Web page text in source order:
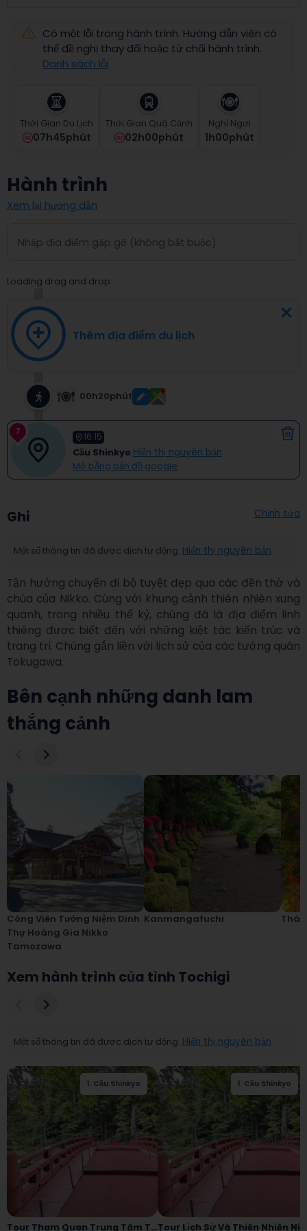
date.
get
the
for
changing
dates.
Có một lỗi trong hành trình. Hướng dẫn viên có
thể đề nghị thay đổi hoặc từ chối hành trình.
Danh sách lỗi
Thời Gian Du Lịch
07h45phút
Thời Gian Quá Cảnh
02h00phút
Nghỉ Ngơi
1H00Phút
Hành trình
Xem lại hướng dẫn
Loading drag and drop...
Thêm địa điểm du lịch
00h20phút
7 16:15
Cầu Shinkyo Hiển thị nguyên bản
Mở bằng bản đồ google
Ghi Chỉnh sửa
Một số thông tin đã được dịch tự động. Hiển thị nguyên bản
Tận hưởng chuyến đi bộ tuyệt đẹp qua các đền thờ và
chùa của Nikko. Cùng với khung cảnh thiên nhiên xung
quanh, trong nhiều thế kỷ, chúng đã là địa điểm linh
thiêng được biết đến với những kiệt tác kiến trúc và
trang trí. Chúng gắn liền với lịch sử của các tướng quân
Tokugawa.
Bên cạnh những danh lam
thắng cảnh
Công Viên Tưởng Niệm Dinh
Thự Hoàng Gia Nikko
Tamozawa
Kanmangafuchi
Xem hành trình của tỉnh Tochigi
Một số thông tin đã được dịch tự động. Hiển thị nguyên bản
1. Cầu Shinkyo
Nikko Futarasan
jinja
Tour Tham Quan Trung Tâm Thành Phố Nikko
1. Cầu Shinkyo